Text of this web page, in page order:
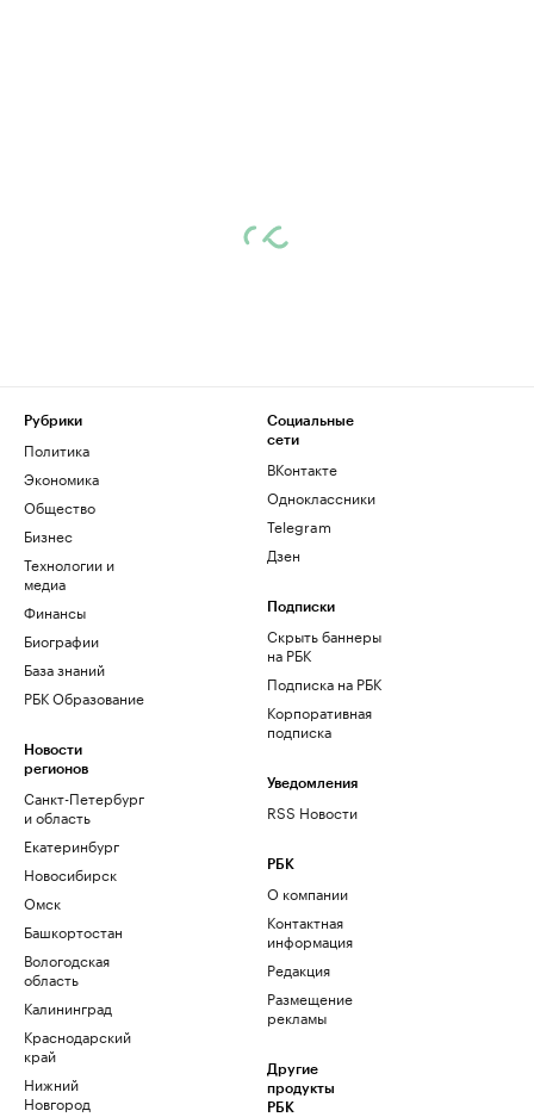
Рубрики
Политика
Экономика
Общество
Бизнес
Технологии и
медиа
Финансы
Биографии
База знаний
РБК Образование
Новости
регионов
Санкт-Петербург
и область
Екатеринбург
Новосибирск
Омск
Башкортостан
Вологодская
область
Калининград
Краснодарский
край
Нижний
Новгород
Социальные
сети
ВКонтакте
Одноклассники
Telegram
Дзен
Подписки
Скрыть баннеры
на РБК
Подписка на РБК
Корпоративная
подписка
Уведомления
RSS Новости
РБК
О компании
Контактная
информация
Редакция
Размещение
рекламы
Другие
продукты
РБК